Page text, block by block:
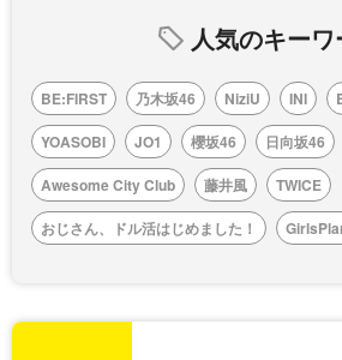
人気のキー
BE:FIRST 乃木坂46 NiziU INI
YOASOBI
JO1 櫻坂46
日向坂46
Awesome City Club
藤井風
TWICE
おじさん、ドル活はじめました！